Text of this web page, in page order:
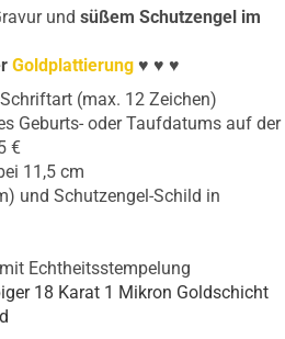
und süßem Schutzengel im
Goldplattierung ♥ ♥ ♥
(max. 12 Zeichen)
Geburts- oder Taufdatums auf der
€
11,5 cm
und Schutzengel-Schild in
Echtheitsstempelung
18 Karat 1 Mikron Goldschicht